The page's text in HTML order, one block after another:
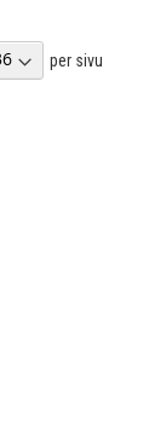
per sivu